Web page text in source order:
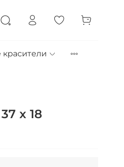
х 18